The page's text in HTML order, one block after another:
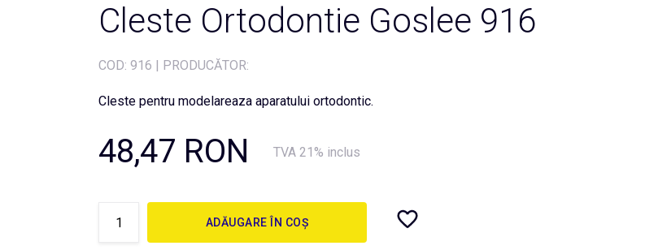
Cleste Ortodontie Goslee 916
COD: 916 | PRODUCĂTOR:
Cleste pentru modelareaza aparatului ortodontic.
48,47 RON TVA 21% inclus
ADĂUGARE ÎN COȘ